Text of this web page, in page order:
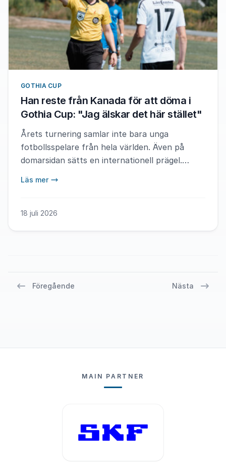
GOTHIA CUP
Han reste från Kanada för att döma i
Gothia Cup: "Jag älskar det här stället"
Årets turnering samlar inte bara unga
fotbollsspelare från hela världen. Även på
domarsidan sätts en internationell prägel.
om jag får möjlighet, säger han.
Läs mer
18 juli 2026
Föregående Nästa
MAIN PARTNER